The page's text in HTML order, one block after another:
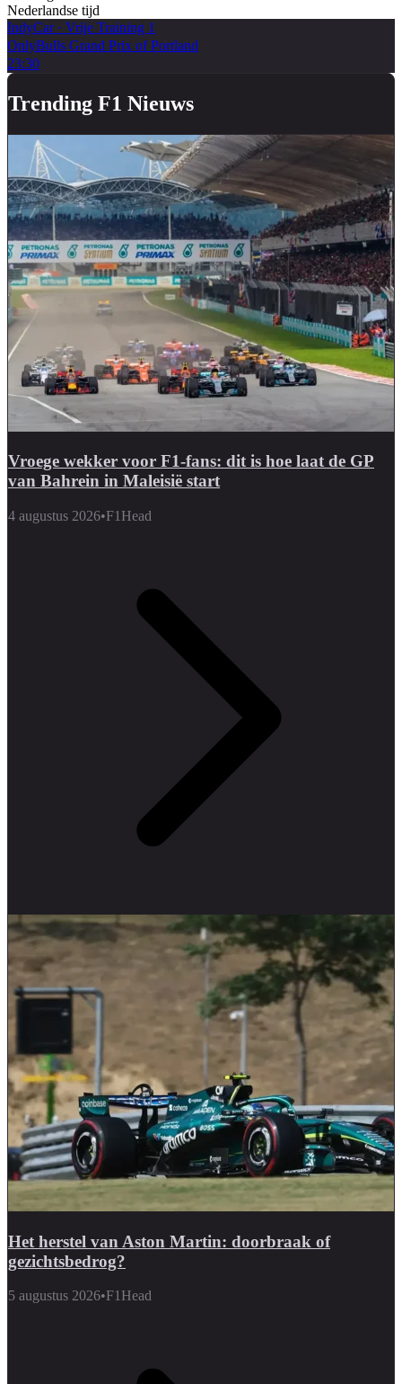
Nederlandse tijd
IndyCar· Vrije Training 1
OnlyBulls Grand Prix of Portland
23:30
Trending F1 Nieuws
Vroege wekker voor F1-fans: dit is hoe laat de GP
van Bahrein in Maleisië start
4 augustus 2026•F1Head
Het herstel van Aston Martin: doorbraak of
gezichtsbedrog?
5 augustus 2026•F1Head